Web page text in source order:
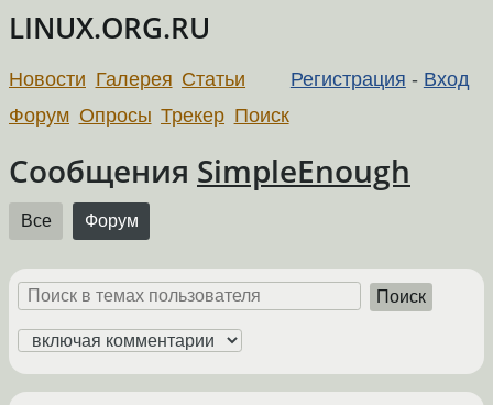
LINUX.ORG.RU
Регистрация - Вход
Новости Галерея Статьи
Форум Опросы Трекер Поиск
Сообщения SimpleEnough
Все Форум
Поиск